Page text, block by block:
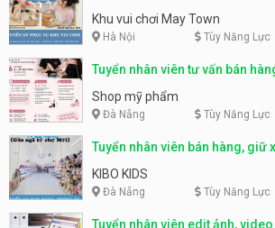
động
Khu vui chơi May Town
Hà Nội Tùy Năng Lực
Tuyển nhân viên tư vấn bán
Shop mỹ phẩm
Đà Nẵng Tùy Năng Lực
Tuyển nhân viên bán hàng, giữ
KIBO KIDS
Đà Nẵng Tùy Năng Lực
Tuyển nhân viên edit ảnh,